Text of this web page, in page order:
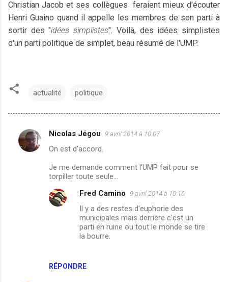
Christian Jacob et ses collègues feraient mieux d'écouter
Henri Guaino quand il appelle les membres de son parti à
sortir des "idées simplistes". Voilà, des idées simplistes
d'un parti politique de simplet, beau résumé de l'UMP.
actualité politique
C
o
Nicolas Jégou 9 avril 2014 à 10:07
On est d'accord.
Je me demande comment l'UMP fait pour se
torpiller toute seule...
RÉPONDRE
Fred Camino 9 avril 2014 à 10:16
Il y a des restes d'euphorie des
municipales mais derrière c'est un
parti en ruine ou tout le monde se tire
la bourre.